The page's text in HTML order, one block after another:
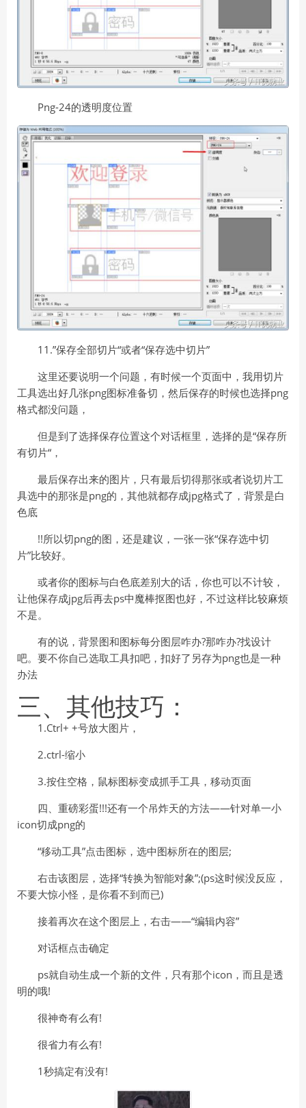
Png-24的透明度位置
11.”保存全部切片“或者“保存选中切片”
这里还要说明一个问题，有时候一个页面中，我用切片
工具选出好几张png图标准备切，然后保存的时候也选择png
格式都没问题，
但是到了选择保存位置这个对话框里，选择的是“保存所
有切片“，
最后保存出来的图片，只有最后切得那张或者说切片工
具选中的那张是png的，其他就都存成jpg格式了，背景是白
色底
!!所以切png的图，还是建议，一张一张“保存选中切
片”比较好。
或者你的图标与白色底差别大的话，你也可以不计较，
让他保存成jpg后再去ps中魔棒抠图也好，不过这样比较麻烦
不是。
有的说，背景图和图标每分图层咋办?那咋办?找设计
吧。要不你自己选取工具扣吧，扣好了另存为png也是一种
办法
三、其他技巧：
1.Ctrl+ +号放大图片，
2.ctrl-缩小
3.按住空格，鼠标图标变成抓手工具，移动页面
四、重磅彩蛋!!!还有一个吊炸天的方法——针对单一小
icon切成png的
“移动工具”点击图标，选中图标所在的图层;
右击该图层，选择“转换为智能对象”;(ps这时候没反应，
不要大惊小怪，是你看不到而已)
接着再次在这个图层上，右击——“编辑内容”
对话框点击确定
ps就自动生成一个新的文件，只有那个icon，而且是透
明的哦!
很神奇有么有!
很省力有么有!
1秒搞定有没有!